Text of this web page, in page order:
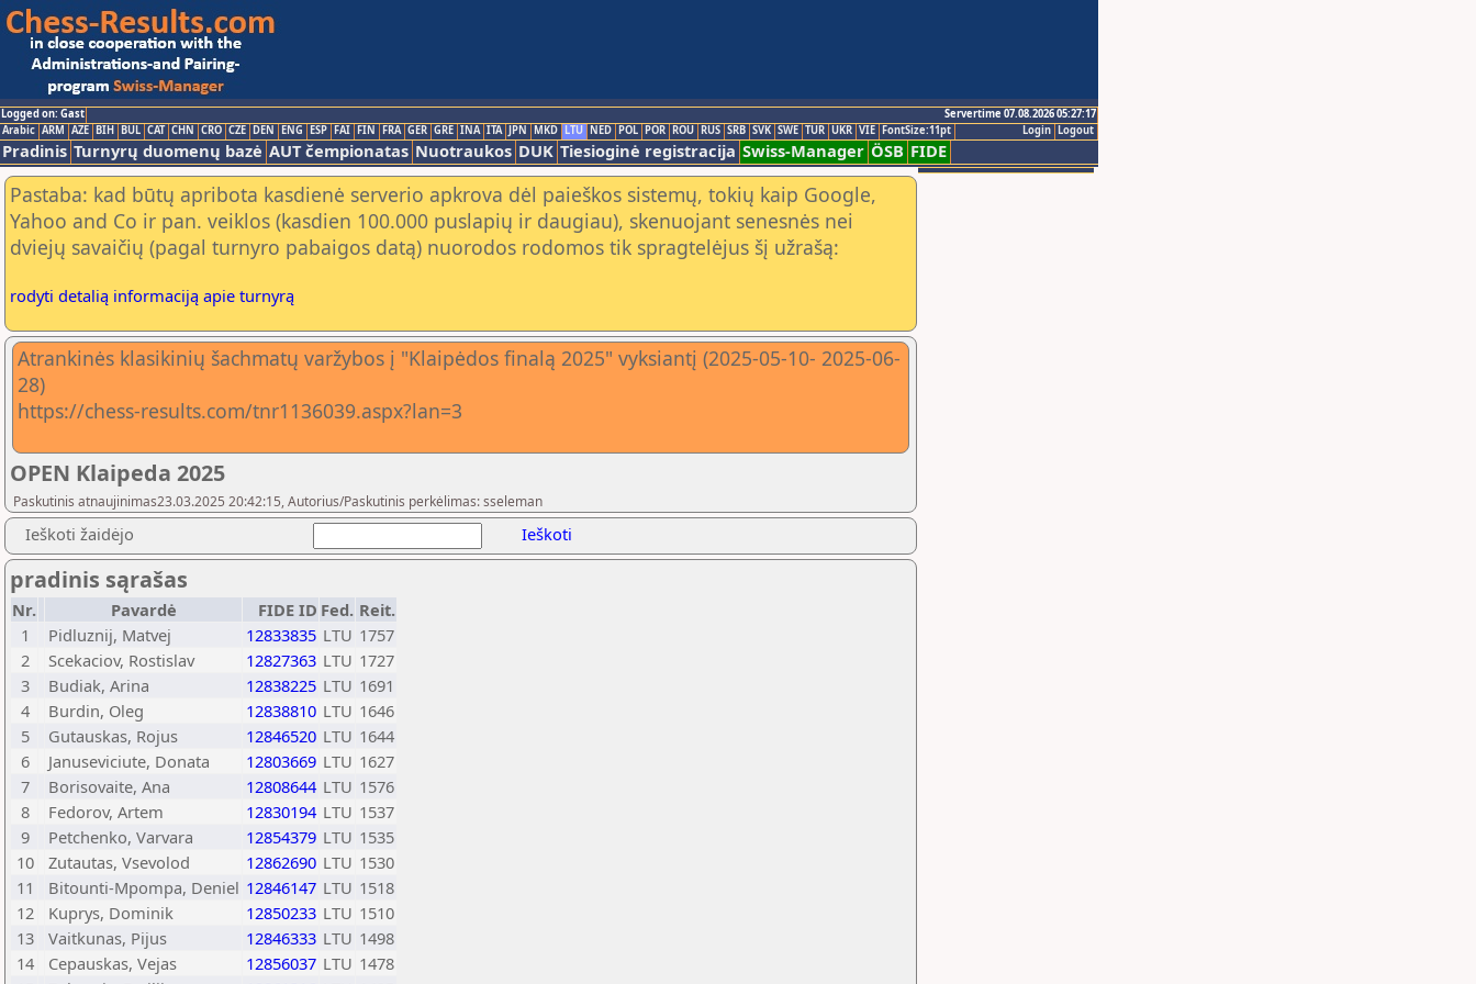
Logged on: Gast
Servertime 07.08.2026 05:27:17
Logout
Login
Arabic ARM AZE BIH BUL CAT CHN CRO CZE DEN ENG ESP FAI FIN FRA GER GRE INA ITA JPN MKD LTU NED POL POR ROU RUS SRB SVK SWE TUR UKR VIE FontSize:11pt
Pradinis Turnyrų duomenų bazė AUT čempionatas Nuotraukos DUK Tiesioginė registracija Swiss-Manager ÖSB FIDE
Pastaba: kad būtų apribota kasdienė serverio apkrova dėl paieškos sistemų, tokių kaip Google,
Yahoo and Co ir pan. veiklos (kasdien 100.000 puslapių ir daugiau), skenuojant senesnės nei
dviejų savaičių (pagal turnyro pabaigos datą) nuorodos rodomos tik spragtelėjus šį užrašą:
rodyti detalią informaciją apie turnyrą
Atrankinės klasikinių šachmatų varžybos į "Klaipėdos finalą 2025" vyksiantį (2025-05-10- 2025-06-
28)
https://chess-results.com/tnr1136039.aspx?lan=3
OPEN Klaipeda 2025
Paskutinis atnaujinimas23.03.2025 20:42:15, Autorius/Paskutinis perkėlimas: sseleman
Ieškoti žaidėjo Ieškoti
pradinis sąrašas
Nr. Pavardė FIDE ID Fed. Reit.
1
Pidluznij, Matvej 12833835 LTU 1757
2
Scekaciov, Rostislav 12827363 LTU 1727
3
Budiak, Arina 12838225 LTU 1691
4
Burdin, Oleg 12838810 LTU 1646
5
Gutauskas, Rojus 12846520 LTU 1644
6
Januseviciute, Donata 12803669 LTU 1627
7
Borisovaite, Ana 12808644 LTU 1576
8
Fedorov, Artem 12830194 LTU 1537
9
Petchenko, Varvara 12854379 LTU 1535
10
Zutautas, Vsevolod 12862690 LTU 1530
11
Bitounti-Mpompa, Deniel 12846147 LTU 1518
12
Kuprys, Dominik 12850233 LTU 1510
13
Vaitkunas, Pijus 12846333 LTU 1498
14
Cepauskas, Vejas 12856037 LTU 1478